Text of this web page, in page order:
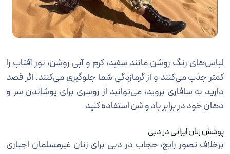
لباس‌های رنگ روشن مانند سفید، کرم و آبی روشن، نور آفتاب را
کمتر جذب می‌کنند و از گرمازدگی شما جلوگیری می‌کنند. اگر قصد
دارید به سافاری بروید، می‌توانید از روسری برای پوشاندن سر و
دهان خود در برابر باد و شن استفاده کنید.
پوشش زنان ایرانی در دبی
برخلاف تصور رایج، حجاب در دبی برای زنان غیرمسلمان اجباری